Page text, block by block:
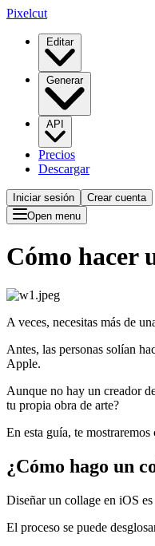
Pixelcut
Editar
Generar
API
Precios
Descargar
Iniciar sesión
Crear cuenta
Open menu
Cómo hacer
A veces, necesitas más de
Antes, las personas solían
Apple.
Aunque no hay un creador
tu propia obra de arte?
En esta guía, te
¿Cómo hago un
Diseñar un collage en iOS
El proceso se puede